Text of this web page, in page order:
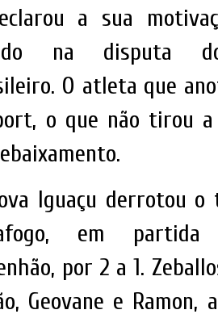
a sua
na disputa do
O atleta que
o que não tirou
Iguaçu derrotou
em partida
por 2 a 1.
Geovane e